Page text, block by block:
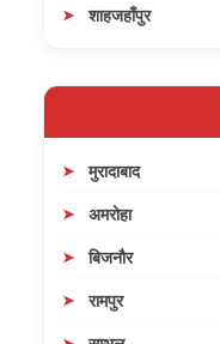
शाहजहाँपुर
मुरादाबाद
अमरोहा
बिजनौर
रामपुर